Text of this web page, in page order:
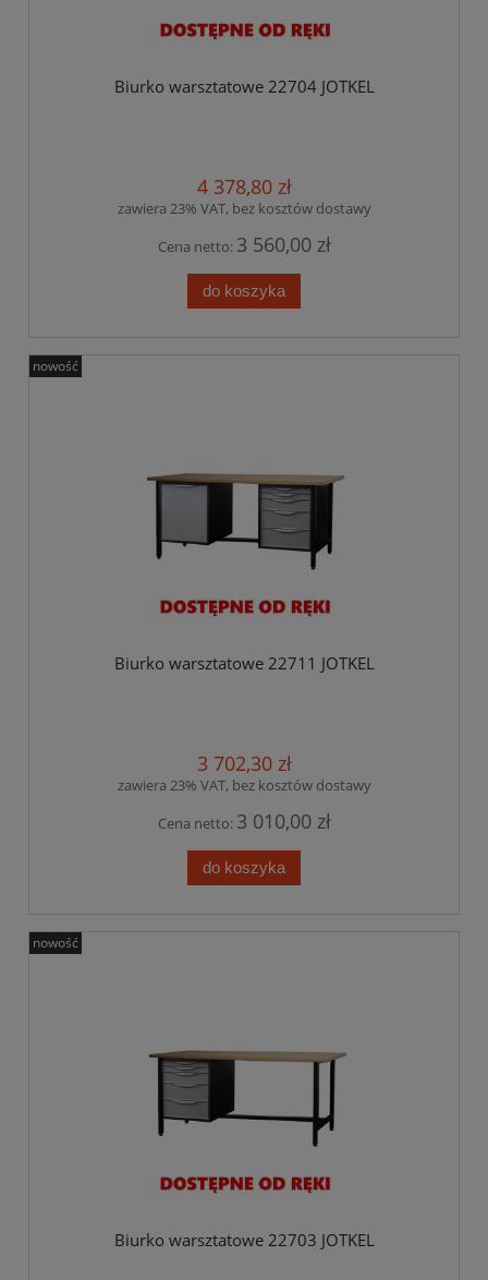
Biurko warsztatowe 22704 JOTKEL
4 378,80 zł
zawiera 23% VAT, bez kosztów dostawy
Cena netto: 3 560,00 zł
do koszyka
Biurko warsztatowe 22711 JOTKEL
3 702,30 zł
zawiera 23% VAT, bez kosztów dostawy
Cena netto: 3 010,00 zł
do koszyka
nowość
Biurko warsztatowe 22703 JOTKEL
nowość